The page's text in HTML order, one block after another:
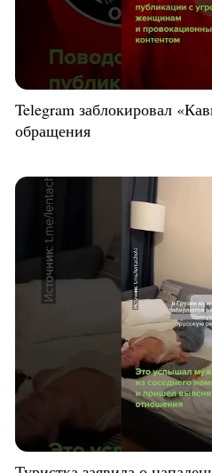
Telegram заблокировал
обращения